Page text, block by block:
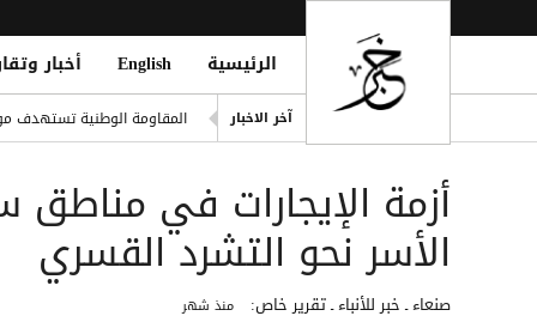
الرئيسية English أخبار
آخر الاخبار
المقاومة الوطنية تستهدف
تجدد الاشتباكات في جبهات
حمزة عبد الكريم على أعتاب
صفقة تاريخية: ديوماندي يتربع
أزمة الإيجارات في مناطق
الأسر نحو التشرد القسري
صنعاء ـ خبر للأنباء ـ تقرير خاص: منذ شهر